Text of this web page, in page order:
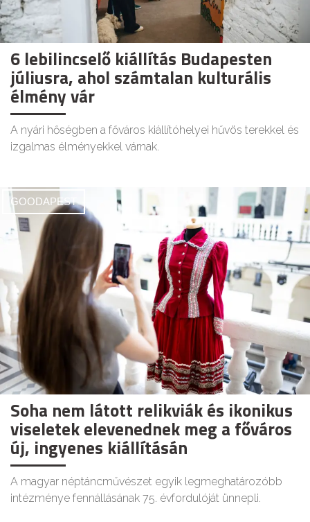
6 lebilincselő kiállítás Budapesten
júliusra, ahol számtalan kulturális
élmény vár
A nyári hőségben a főváros kiállítóhelyei hűvös terekkel és
izgalmas élményekkel várnak.
GOODAPEST
Soha nem látott relikviák és ikonikus
viseletek elevenednek meg a főváros
új, ingyenes kiállításán
A magyar néptáncművészet egyik legmeghatározóbb
intézménye fennállásának 75. évfordulóját ünnepli.